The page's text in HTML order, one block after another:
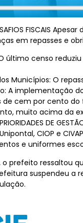
DESAFIOS FISCAIS
em repasses e
último censo
Municípios: O
A implementação
cem por cento
muito acima da
PRIORIDADES DE
CIOP e
e uniformes
prefeito ressaltou
suspendeu a